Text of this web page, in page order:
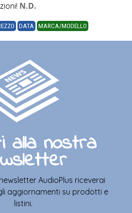
N.D.
DATA MARCA/MODELLO
alla nostra
AudioPlus riceverai
aggiornamenti su prodotti e
listini.